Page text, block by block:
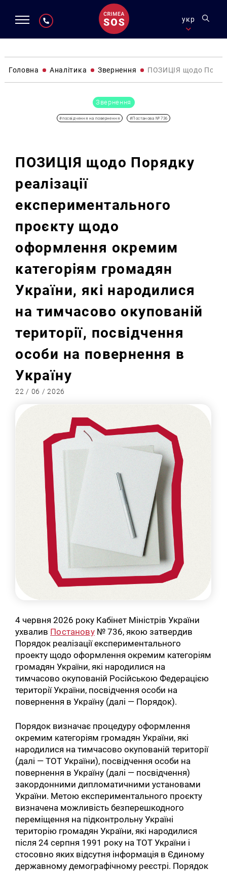
укр
Головна Аналітика Звернення ПОЗИЦІЯ щодо
Звернення
#посвідчення на повернення #Постанова № 736
ПОЗИЦІЯ щодо Порядку
реалізації
експериментального
проєкту щодо
оформлення окремим
категоріям громадян
України, які народилися
на тимчасово окупованій
території, посвідчення
особи на повернення в
Україну
22 / 06 / 2026
4 червня 2026 року Кабінет Міністрів України
ухвалив Постанову№ 736, якою затвердив
Порядок реалізації експериментального
проекту щодо оформлення окремим категоріям
громадян України, які народилися на
тимчасово окупованій Російською Федерацією
території України, посвідчення особи на
повернення в Україну (далі — Порядок).
Порядок визначає процедуру оформлення
окремим категоріям громадян України, які
народилися на тимчасово окупованій території
(далі — ТОТ України), посвідчення особи на
повернення в Україну (далі — посвідчення)
закордонними дипломатичними установами
України. Метою експериментального проєкту
визначена можливість безперешкодного
переміщення на підконтрольну Україні
територію громадян України, які народилися
після 24 серпня 1991 року на ТОТ України і
стосовно яких відсутня інформація в Єдиному
державному демографічному реєстрі. Порядок